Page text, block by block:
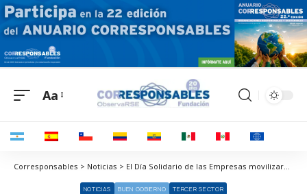
Aa
Corresponsables > Noticias > El Día Solidario de las Empresas movilizará a más de 440 voluntarios en su 16ª edición
NOTICIAS BUEN GOBIERNO
TERCER SECTOR